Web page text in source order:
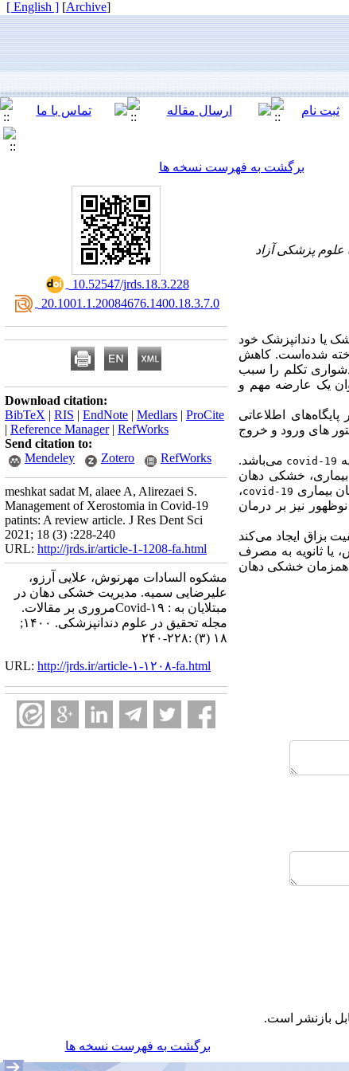
[
Archive
]
[ English ]
برگشت به فهرست نسخه ها
علوم پزشکی آزاد
اطلاعاتی
covid-19
covid-19
بزاق ایجاد می
‎ 10.52547/jrds.18.3.228
‎ 20.1001.1.20084676.1400.18.3.7.0
Download citation:
BibTeX | RIS | EndNote | Medlars | ProCite
| Reference Manager| RefWorks
Send citation to:
Mendeley
Zotero RefWorks
meshkat sadat M, alaee A, Alirezaei S.
Management of Xerostomia in Covid-19
patints: A review article. J Res Dent Sci
2021; 18 (3) :228-240
URL: http://jrds.ir/article-1-1208-fa.html
مشکوه السادات مهرنوش، علایی آرزو،
علیرضایی سمیه. مدیریت خشکی دهان در
مبتلایان به : Covid-۱۹مروری بر مقالات.
مجله تحقیق در علوم دندانپزشکی. ۱۴۰۰;
۱۸ (۳) :۲۲۸-۲۴۰
URL: http://jrds.ir/article-۱-۱۲۰۸-fa.html
بازنشر است.
برگشت به فهرست نسخه ها